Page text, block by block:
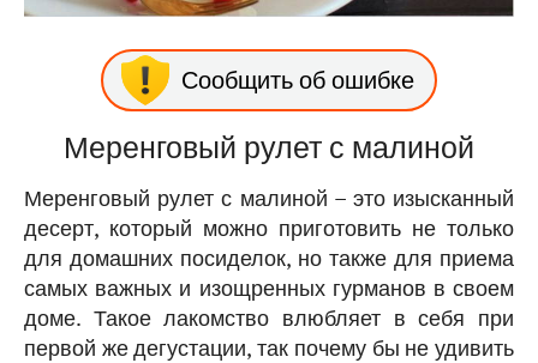
Сообщить об ошибке
Меренговый рулет с малиной
Меренговый рулет с малиной – это изысканный
десерт, который можно приготовить не только
для домашних посиделок, но также для приема
самых важных и изощренных гурманов в своем
доме. Такое лакомство влюбляет в себя при
первой же дегустации, так почему бы не удивить